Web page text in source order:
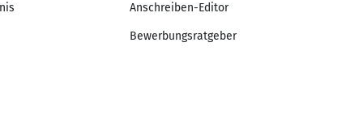
Anschreiben-Editor
Bewerbungsratgeber